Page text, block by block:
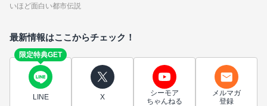
いほど面白い都市伝説
最新情報はここからチェック！
限定特典GET
LINE X
シーモア
ちゃんねる
メルマガ
登録